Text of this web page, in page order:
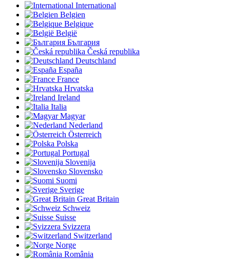
International
Belgien
Belgique
België
България
Česká republika
Deutschland
España
France
Hrvatska
Ireland
Italia
Magyar
Nederland
Österreich
Polska
Portugal
Slovenija
Slovensko
Suomi
Sverige
Great Britain
Schweiz
Suisse
Svizzera
Switzerland
Norge
România